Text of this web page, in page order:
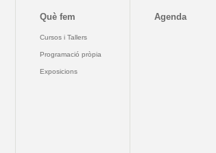
Què fem
Cursos i Tallers
Programació pròpia
Exposicions
Agenda